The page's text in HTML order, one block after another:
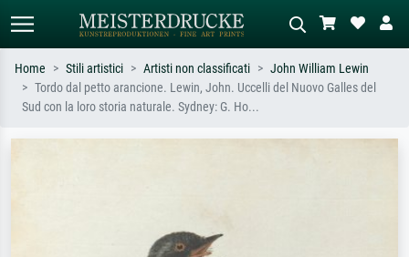
Ricerca standard
Home Stili artistici Artisti non classificati
John William Lewin
Tordo dal petto arancione. Lewin, John. Uccelli del Nuovo Galles del
Sud con la loro storia naturale. Sydney: G. Ho...